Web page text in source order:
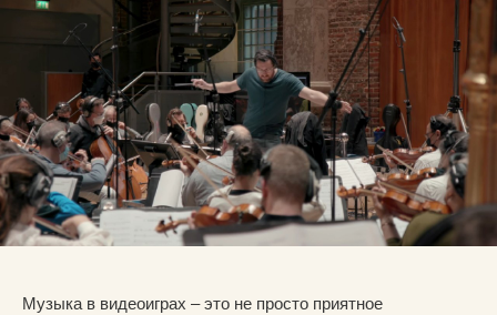
Музыка в видеоиграх – это не просто приятное